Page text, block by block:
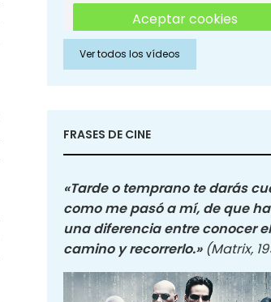
Aceptar cookies
Aceptar cookies de Redes
Sociales
Ver todos los vídeos
FRASES DE CINE
«Tarde o temprano te darás
como me pasó a mí, de que
una diferencia entre conocer el
camino y recorrerlo.» (Matrix,